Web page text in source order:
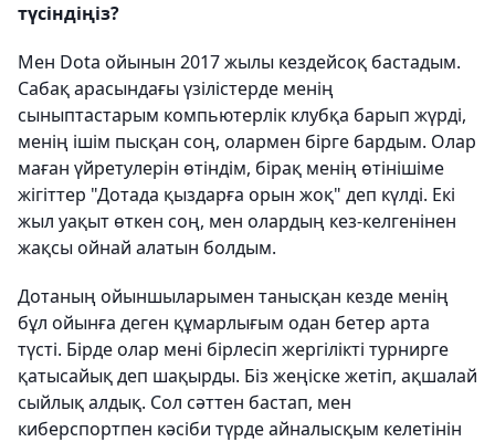
түсіндіңіз?
Мен Dota ойынын 2017 жылы кездейсоқ бастадым.
Сабақ арасындағы үзілістерде менің
сыныптастарым компьютерлік клубқа барып жүрді,
менің ішім пысқан соң, олармен бірге бардым. Олар
маған үйретулерін өтіндім, бірақ менің өтінішіме
жігіттер "Дотада қыздарға орын жоқ" деп күлді. Екі
жыл уақыт өткен соң, мен олардың кез-келгенінен
жақсы ойнай алатын болдым.
Дотаның ойыншыларымен танысқан кезде менің
бұл ойынға деген құмарлығым одан бетер арта
түсті. Бірде олар мені бірлесіп жергілікті турнирге
қатысайық деп шақырды. Біз жеңіске жетіп, ақшалай
сыйлық алдық. Сол сәттен бастап, мен
киберспортпен кәсіби түрде айналысқым келетінін